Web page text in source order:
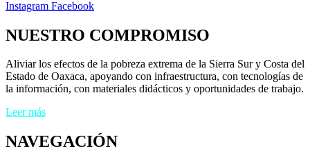
Instagram Facebook
NUESTRO COMPROMISO
Aliviar los efectos de la pobreza extrema de la Sierra Sur y Costa del
Estado de Oaxaca, apoyando con infraestructura, con tecnologías de
la información, con materiales didácticos y oportunidades de trabajo.
Leer más
NAVEGACIÓN